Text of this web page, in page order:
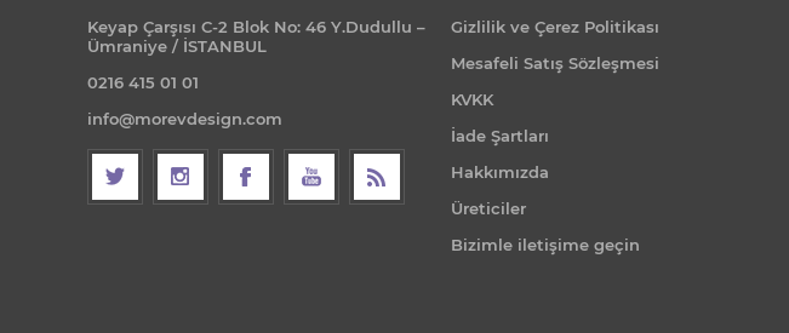
Keyap Çarşısı C-2 Blok No: 46 Y.Dudullu –
Ümraniye / İSTANBUL
0216 415 01 01
info@morevdesign.com
Gizlilik ve Çerez Politikası
Mesafeli Satış Sözleşmesi
KVKK
İade Şartları
Hakkımızda
Üreticiler
Bizimle iletişime geçin